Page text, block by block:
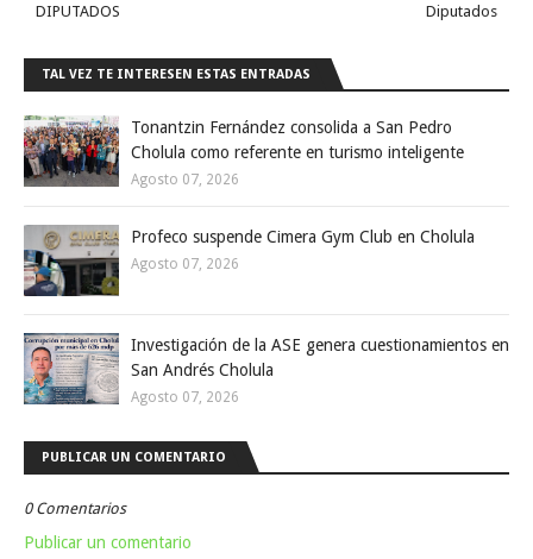
Diputados
DIPUTADOS
TAL VEZ TE INTERESEN ESTAS ENTRADAS
Tonantzin Fernández consolida a San Pedro
Cholula como referente en turismo inteligente
Agosto 07, 2026
Profeco suspende Cimera Gym Club en Cholula
Agosto 07, 2026
Investigación de la ASE genera cuestionamientos en
San Andrés Cholula
Agosto 07, 2026
PUBLICAR UN COMENTARIO
0 Comentarios
Publicar un comentario